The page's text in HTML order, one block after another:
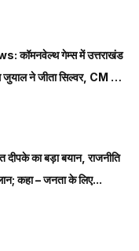
कॉमनवेल्थ गेम्स में उत्तराखंड
ने जीता सिल्वर, CM धामी
का बड़ा बयान, राजनीति
कहा – जनता के लिए...